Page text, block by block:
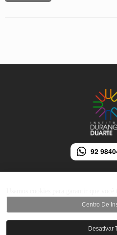
92
© 2026 Instituto Durango Duarte -
Centro De
Desativar